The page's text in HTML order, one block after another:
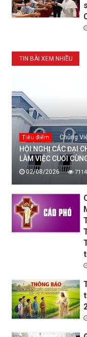
TIN BÀI XEM NHIỀU
Tiêu điểm Chủng
HỘI NGHỊ CÁC ĐẠI
LÀM VIỆC CUỐI
02/08/2026 7114